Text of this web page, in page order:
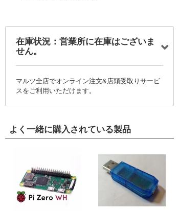
在庫状況：営業所に在庫はございま
せん。
マルツ全店でオンライン注文&店頭受取りサービ
スをご利用いただけます。
よく一緒に購入されている製品